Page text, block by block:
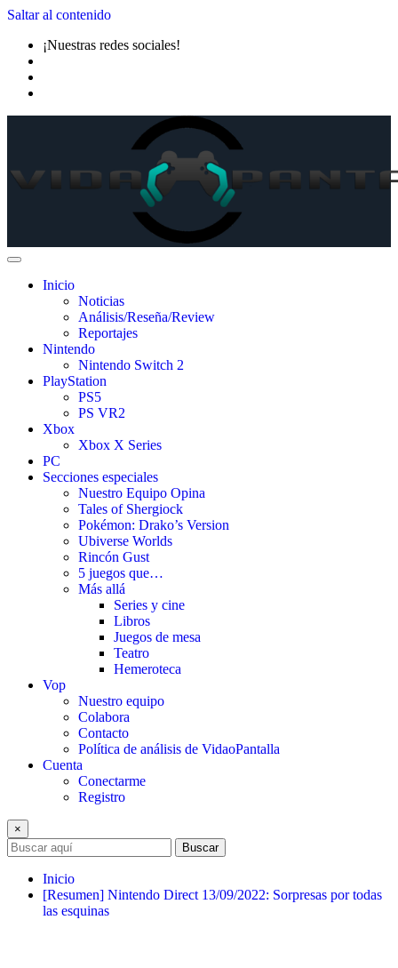
Saltar al contenido
¡Nuestras redes sociales!
Inicio
Noticias
Análisis/Reseña/Review
Reportajes
Nintendo
Nintendo Switch 2
PlayStation
PS5
PS VR2
Xbox
Xbox X Series
PC
Secciones especiales
Nuestro Equipo Opina
Tales of Shergiock
Pokémon: Drako’s Version
Ubiverse Worlds
Rincón Gust
5 juegos que…
Más allá
Series y cine
Libros
Juegos de mesa
Teatro
Hemeroteca
Vop
Nuestro equipo
Colabora
Contacto
Política de análisis de VidaoPantalla
Cuenta
Conectarme
Registro
×
Buscar
Inicio
[Resumen] Nintendo Direct 13/09/2022: Sorpresas por todas
las esquinas